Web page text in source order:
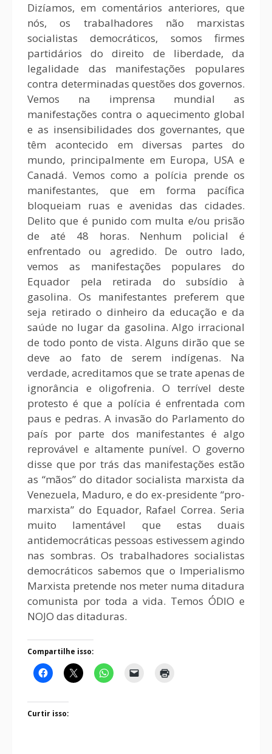
Dizíamos, em comentários anteriores, que
nós, os trabalhadores não marxistas
socialistas democráticos, somos firmes
partidários do direito de liberdade, da
legalidade das manifestações populares
contra determinadas questões dos governos.
Vemos na imprensa mundial as
manifestações contra o aquecimento global
e as insensibilidades dos governantes, que
têm acontecido em diversas partes do
mundo, principalmente em Europa, USA e
Canadá. Vemos como a polícia prende os
manifestantes, que em forma pacífica
bloqueiam ruas e avenidas das cidades.
Delito que é punido com multa e/ou prisão
de até 48 horas. Nenhum policial é
enfrentado ou agredido. De outro lado,
vemos as manifestações populares do
Equador pela retirada do subsídio à
gasolina. Os manifestantes preferem que
seja retirado o dinheiro da educação e da
saúde no lugar da gasolina. Algo irracional
de todo ponto de vista. Alguns dirão que se
deve ao fato de serem indígenas. Na
verdade, acreditamos que se trate apenas de
ignorância e oligofrenia. O terrível deste
protesto é que a polícia é enfrentada com
paus e pedras. A invasão do Parlamento do
país por parte dos manifestantes é algo
reprovável e altamente punível. O governo
disse que por trás das manifestações estão
as “mãos” do ditador socialista marxista da
Venezuela, Maduro, e do ex-presidente “pro-
marxista” do Equador, Rafael Correa. Seria
muito lamentável que estas duais
antidemocráticas pessoas estivessem agindo
nas sombras. Os trabalhadores socialistas
democráticos sabemos que o Imperialismo
Marxista pretende nos meter numa ditadura
comunista por toda a vida. Temos ÓDIO e
NOJO das ditaduras.
Compartilhe isso:
Curtir isso: